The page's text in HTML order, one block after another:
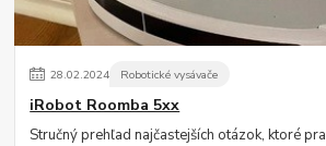
28.02.2024 Robotické vysávače
iRobot Roomba 5xx
Stručný prehľad najčastejších otázok, ktoré